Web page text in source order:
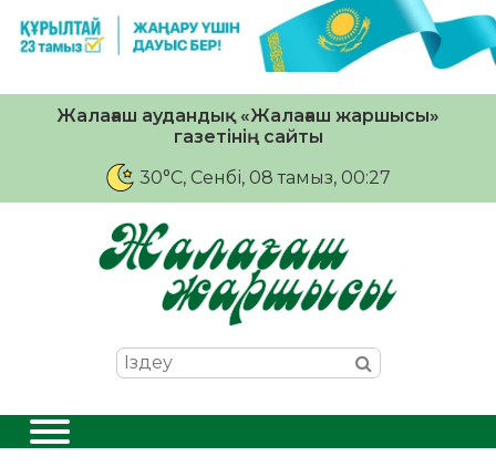
Жалағаш аудандық «Жалағаш жаршысы»
газетінің сайты
30°C, Сенбі, 08 тамыз, 00:27